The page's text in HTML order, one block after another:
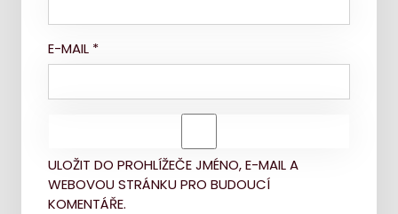
E-MAIL *
ULOŽIT DO PROHLÍŽEČE JMÉNO, E-MAIL A
WEBOVOU STRÁNKU PRO BUDOUCÍ
KOMENTÁŘE.